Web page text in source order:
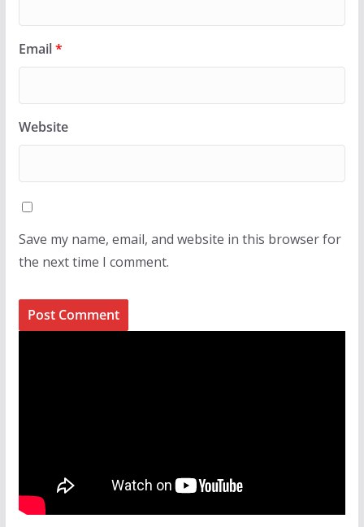
Email*
Website
Save my name, email, and website in this browser for
the next time I comment.